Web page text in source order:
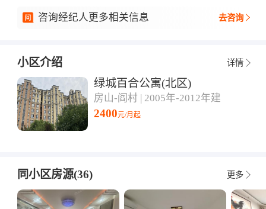
咨询经纪人更多相关信息 去咨询
小区介绍 详情
绿城百合公寓(北区)
房山-阎村 | 2005年-2012年建
2400元/月起
同小区房源(36) 更多